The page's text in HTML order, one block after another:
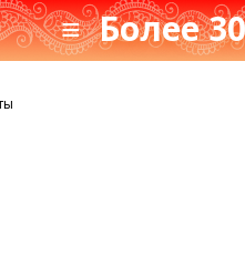
≡ Более